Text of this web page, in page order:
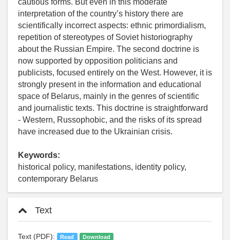
interpretation of the country’s history there are
scientifically incorrect aspects: ethnic primordialism,
repetition of stereotypes of Soviet historiography
about the Russian Empire. The second doctrine is
now supported by opposition politicians and
publicists, focused entirely on the West. However, it is
strongly present in the information and educational
space of Belarus, mainly in the genres of scientific
and journalistic texts. This doctrine is straightforward
- Western, Russophobic, and the risks of its spread
have increased due to the Ukrainian crisis.
Keywords:
historical policy, manifestations, identity policy,
contemporary Belarus
Text
Text (PDF): Read Download